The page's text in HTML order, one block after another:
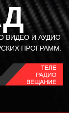
ВИДЕО И АУДИО
ПРОГРАММ.